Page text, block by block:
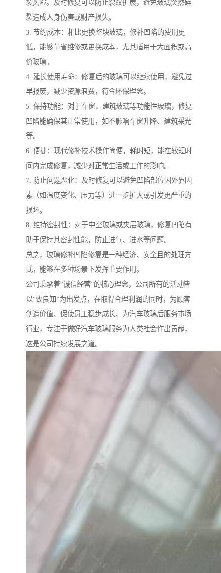
裂风险。及时修复可以防止裂纹扩展，避免玻璃突然碎
裂造成人身伤害或财产损失。
3. 节约成本：相比更换整块玻璃，修补凹陷的费用更
低，能够节省维修或更换成本，尤其适用于大面积或高
价玻璃。
4. 延长使用寿命：修复后的玻璃可以继续使用，避免过
早报废，减少资源浪费，符合环保理念。
5. 保持功能：对于车窗、建筑玻璃等功能性玻璃，修复
凹陷能确保其正常使用，如不影响车窗升降、建筑采光
等。
6. 便捷：现代修补技术操作简便，耗时短，能在较短时
间内完成修复，减少对正常生活或工作的影响。
7. 防止问题恶化：及时修复可以避免凹陷部位因外界因
素（如温度变化、压力等）进一步扩大或引发更严重的
损坏。
8. 维持密封性：对于中空玻璃或夹层玻璃，修复凹陷有
助于保持其密封性能，防止进气、进水等问题。
总之，玻璃修补凹陷修复是一种经济、安全且的处理方
式，能够在多种场景下发挥重要作用。
公司秉承着“诚信经营”的核心理念，公司所有的活动皆
以“致良知”为出发点，在取得合理利润的同时，为顾客
创造价值、促使员工稳步成长、为汽车玻璃后服务市场
行业，专注于做好汽车玻璃服务为人类社会作出贡献，
这是公司持续发展之道。